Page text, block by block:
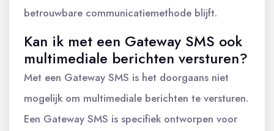
betrouwbare communicatiemethode blijft.
Kan ik met een Gateway SMS ook
multimediale berichten versturen?
Met een Gateway SMS is het doorgaans niet
mogelijk om multimediale berichten te versturen.
Een Gateway SMS is specifiek ontworpen voor